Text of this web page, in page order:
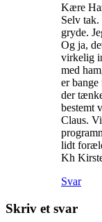
Kære
Selv
gryde.
Og ja,
virkelig
med
er
der
bestemt
Claus.
lidt
Kh
Svar
Skriv et svar